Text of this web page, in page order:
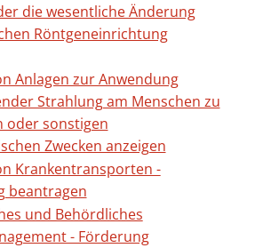
die wesentliche Änderung
Röntgeneinrichtung
Anlagen zur Anwendung
Strahlung am Menschen zu
oder sonstigen
Zwecken anzeigen
Krankentransporten -
beantragen
und Behördliches
- Förderung